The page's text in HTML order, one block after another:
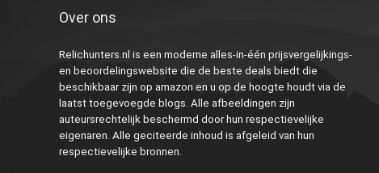
Over ons
Relichunters.nl is een moderne alles-in-één prijsvergelijkings-
en beoordelingswebsite die de beste deals biedt die
beschikbaar zijn op amazon en u op de hoogte houdt via de
laatst toegevoegde blogs. Alle afbeeldingen zijn
auteursrechtelijk beschermd door hun respectievelijke
eigenaren. Alle geciteerde inhoud is afgeleid van hun
respectievelijke bronnen.